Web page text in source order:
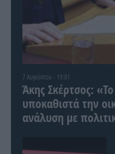
7 Αυγούστου - 19:01
Άκης Σκέρτσος:
υποκαθιστά την
ανάλυση με